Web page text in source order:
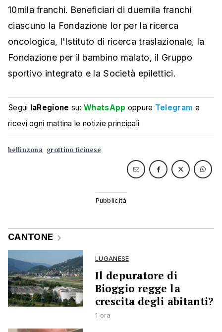
10mila franchi. Beneficiari di duemila franchi
ciascuno la Fondazione Ior per la ricerca
oncologica, l'Istituto di ricerca traslazionale, la
Fondazione per il bambino malato, il Gruppo
sportivo integrato e la Società epilettici.​
Segui laRegione su:WhatsApp oppure Telegram e
ricevi ogni mattina le notizie principali
bellinzona grottino ticinese
CANTONE
LUGANESE
Il depuratore di
Bioggio regge la
crescita degli abitanti?
1 ora